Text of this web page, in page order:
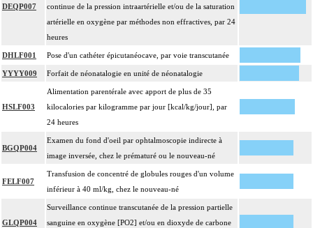
DEQP007
continue de la pression intraartérielle et/ou de la saturation
artérielle en oxygène par méthodes non effractives, par 24
heures
DHLF001 Pose d'un cathéter épicutanéocave, par voie transcutanée
YYYY009 Forfait de néonatalogie en unité de néonatalogie
HSLF003
Alimentation parentérale avec apport de plus de 35
kilocalories par kilogramme par jour [kcal/kg/jour], par
24 heures
BGQP004
Examen du fond d'oeil par ophtalmoscopie indirecte à
image inversée, chez le prématuré ou le nouveau-né
FELF007
Transfusion de concentré de globules rouges d'un volume
inférieur à 40 ml/kg, chez le nouveau-né
GLQP004
Surveillance continue transcutanée de la pression partielle
sanguine en oxygène [PO2] et/ou en dioxyde de carbone